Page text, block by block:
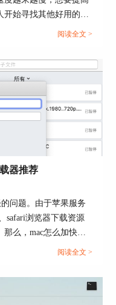
暂时不支持网页链
bt下载的工具，其
方式。
p2p比特流技术，
速的下载效果，这
始寻找其他好用的、
绍苹果电脑下载器除了
阅读全文 >
器推荐
问题。由于苹果服务
safari浏览器下载资源
么，mac怎么加快下
来，就让我们一起来
阅读全文 >